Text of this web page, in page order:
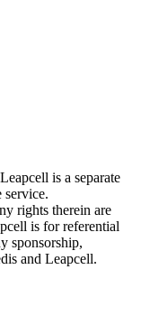
is a separate
service.
rights therein are
is for referential
sponsorship,
and Leapcell.